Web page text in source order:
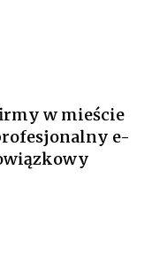
w mieście
e-